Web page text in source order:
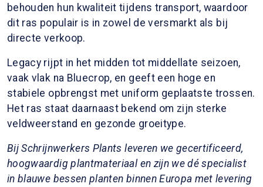
behouden hun kwaliteit tijdens transport, waardoor
dit ras populair is in zowel de versmarkt als bij
directe verkoop.
Legacy rijpt in het midden tot middellate seizoen,
vaak vlak na Bluecrop, en geeft een hoge en
stabiele opbrengst met uniform geplaatste trossen.
Het ras staat daarnaast bekend om zijn sterke
veldweerstand en gezonde groeitype.
Bij Schrijnwerkers Plants leveren we gecertificeerd,
hoogwaardig plantmateriaal en zijn we dé specialist
in blauwe bessen planten binnen Europa met levering